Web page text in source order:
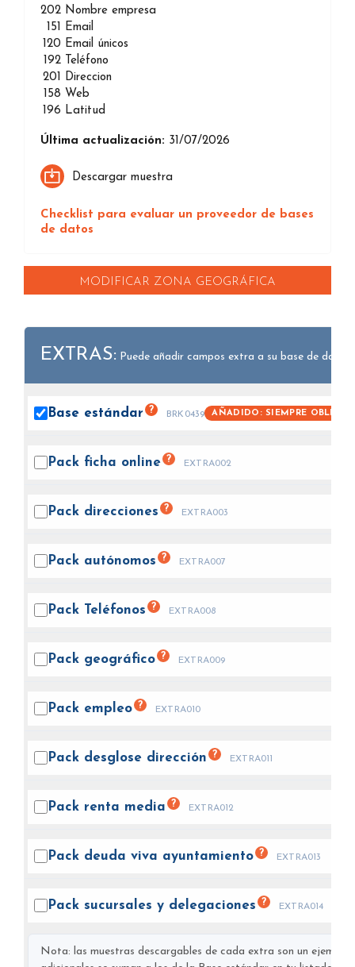
202 Nombre empresa
151 Email
120 Email únicos
192 Teléfono
201 Direccion
158 Web
196 Latitud
Última actualización: 31/07/2026
Descargar muestra
Checklist para evaluar un proveedor de bases
de datos
MODIFICAR ZONA GEOGRÁFICA
EXTRAS: Puede añadir campos extra a su base de datos.
Base estándar ? BRK0439 AÑADIDO: SIEMPRE
Pack ficha online ? EXTRA002
Pack direcciones ? EXTRA003
Pack autónomos ? EXTRA007
Pack Teléfonos ? EXTRA008
Pack geográfico ? EXTRA009
Pack empleo ? EXTRA010
Pack desglose dirección ? EXTRA011
Pack renta media ? EXTRA012
Pack deuda viva ayuntamiento ? EXTRA013
Pack sucursales y delegaciones ? EXTRA014
Nota: las muestras descargables de cada extra son un